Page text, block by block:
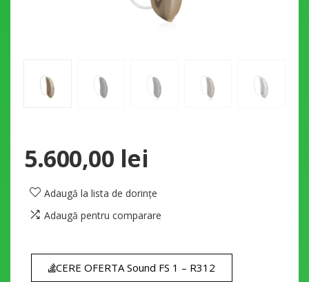
5.600,00 lei
Adaugă la lista de dorințe
Adaugă pentru comparare
CERE OFERTA Sound FS 1 – R312